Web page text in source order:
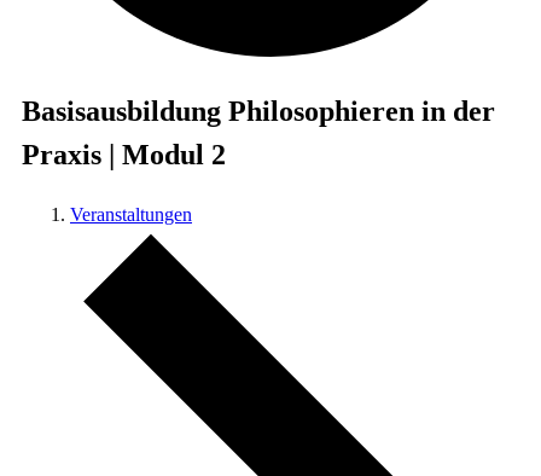
Basisausbildung Philosophieren in der
Praxis | Modul 2
Veranstaltungen